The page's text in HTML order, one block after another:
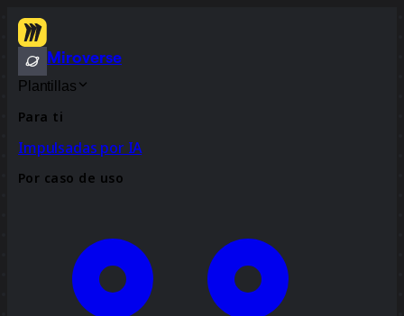
Miroverse
Plantillas
Para ti
Impulsadas por IA
Por caso de uso